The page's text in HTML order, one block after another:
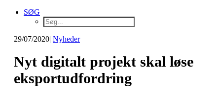
SØG
29/07/2020| Nyheder
Nyt digitalt projekt skal løse
eksportudfordring